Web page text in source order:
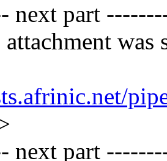
next part
was
next part